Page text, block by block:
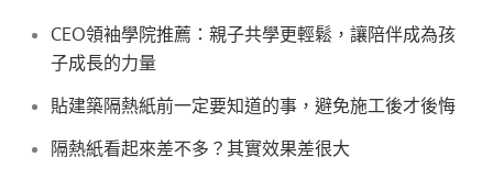
CEO領袖學院推薦：親子共學更輕鬆，讓陪伴成為孩
子成長的力量
貼建築隔熱紙前一定要知道的事，避免施工後才後悔
隔熱紙看起來差不多？其實效果差很大